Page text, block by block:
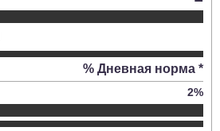
% Дневная норма *
2%